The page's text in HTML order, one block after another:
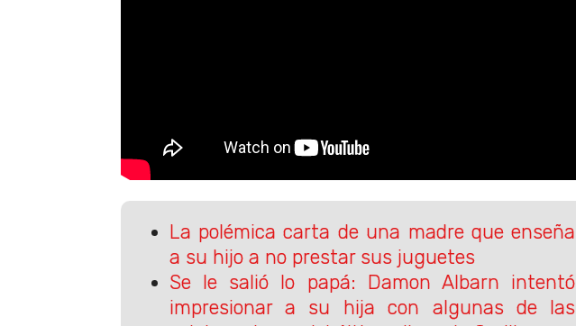
La polémica carta de una madre que enseña
a su hijo a no prestar sus juguetes
Se le salió lo papá: Damon Albarn intentó
impresionar a su hija con algunas de las